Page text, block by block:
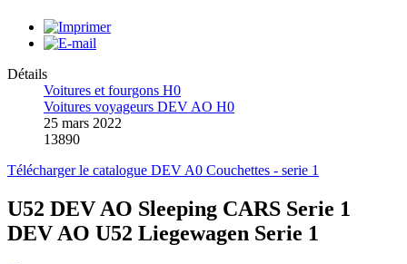
Détails
Voitures et fourgons H0
Voitures voyageurs DEV AO H0
25 mars 2022
13890
Télécharger le catalogue DEV A0 Couchettes - serie 1
U52 DEV AO Sleeping CARS Serie 1
DEV AO U52 Liegewagen Serie 1